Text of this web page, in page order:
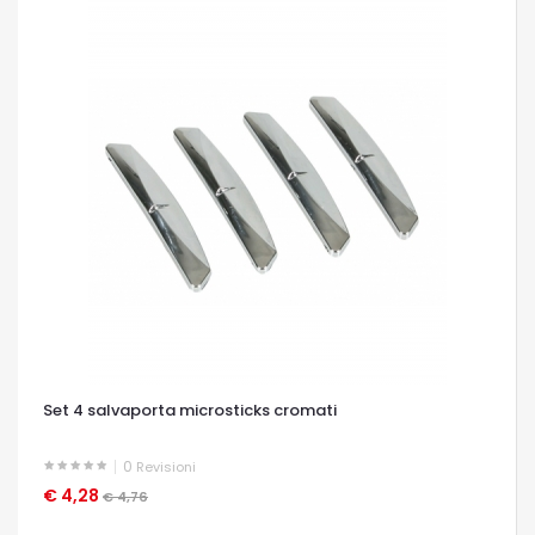
Set 4 salvaporta microsticks cromati
0 Revisioni
€ 4,28 € 4,76
OCCHIATA VELOCE